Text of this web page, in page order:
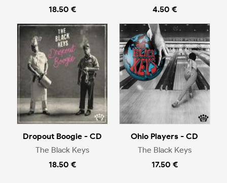
18.50 € 4.50 €
Dropout Boogie - CD
The Black Keys
18.50 €
Ohio Players - CD
The Black Keys
17.50 €